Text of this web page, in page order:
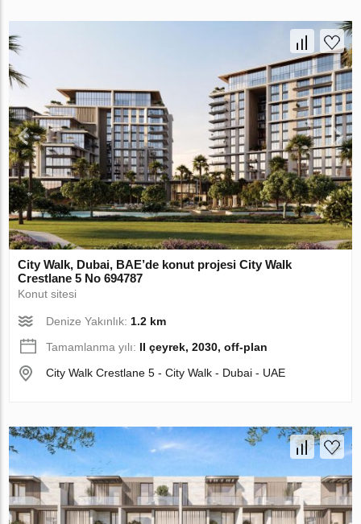
City Walk, Dubai, BAE’de konut projesi City Walk
Crestlane 5 No 694787
Konut sitesi
Denize Yakınlık: 1.2 km
Tamamlanma yılı: II çeyrek, 2030, off-plan
City Walk Crestlane 5 - City Walk - Dubai - UAE